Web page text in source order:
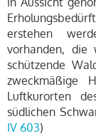
erstehen
vorhanden, die
schützende
zweckmäßige
Luftkurorten
südlichen
IV 603)